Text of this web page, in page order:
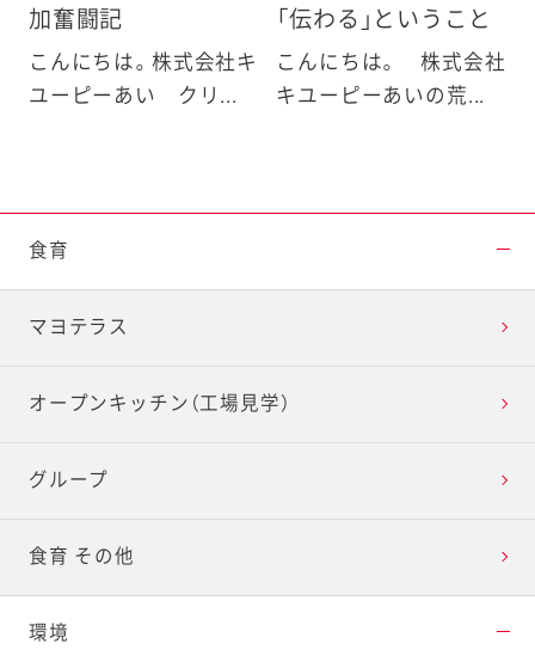
加奮闘記
こんにちは。株式会社キ
ユーピーあい クリ...
「伝わる」ということ
こんにちは。 株式会社
キユーピーあいの荒...
食育
マヨテラス
オープンキッチン（工場見学）
グループ
食育 その他
環境